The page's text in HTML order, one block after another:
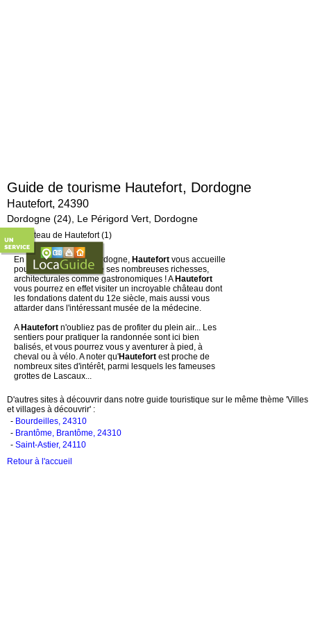
Hautefort, 24390
Guide de tourisme Hautefort, Dordogne
Dordogne (24), Le Périgord Vert, Dordogne
La beauté du Périgord
En plein cœur de la Dordogne, Hautefort vous accueille
pour une découverte de ses nombreuses richesses,
architecturales comme gastronomiques ! A Hautefort
vous pourrez en effet visiter un incroyable château dont
les fondations datent du 12e siècle, mais aussi vous
attarder dans l'intéressant musée de la médecine.
A Hautefort n'oubliez pas de profiter du plein air... Les
sentiers pour pratiquer la randonnée sont ici bien
balisés, et vous pourrez vous y aventurer à pied, à
cheval ou à vélo. A noter qu'Hautefort est proche de
nombreux sites d'intérêt, parmi lesquels les fameuses
grottes de Lascaux...
D'autres sites à découvrir dans notre guide touristique sur le même thème 'Villes
et villages à découvrir' :
- Bourdeilles, 24310
- Brantôme, Brantôme, 24310
- Saint-Astier, 24110
Retour à l'accueil